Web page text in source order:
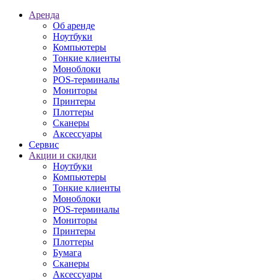
Аренда
Об аренде
Ноутбуки
Компьютеры
Тонкие клиенты
Моноблоки
POS-терминалы
Мониторы
Принтеры
Плоттеры
Сканеры
Аксессуары
Сервис
Акции и скидки
Ноутбуки
Компьютеры
Тонкие клиенты
Моноблоки
POS-терминалы
Мониторы
Принтеры
Плоттеры
Бумага
Сканеры
Аксессуары